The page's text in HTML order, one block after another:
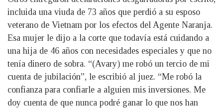
incluida una viuda de 73 años que perdió a su esposo
veterano de Vietnam por los efectos del Agente Naranja.
Esa mujer le dijo a la corte que todavía está cuidando a
una hija de 46 años con necesidades especiales y que no
tenía dinero de sobra. “(Avary) me robó un tercio de mi
cuenta de jubilación”, le escribió al juez. “Me robó la
confianza para confiarle a alguien mis inversiones. Me
doy cuenta de que nunca podré ganar lo que nos han